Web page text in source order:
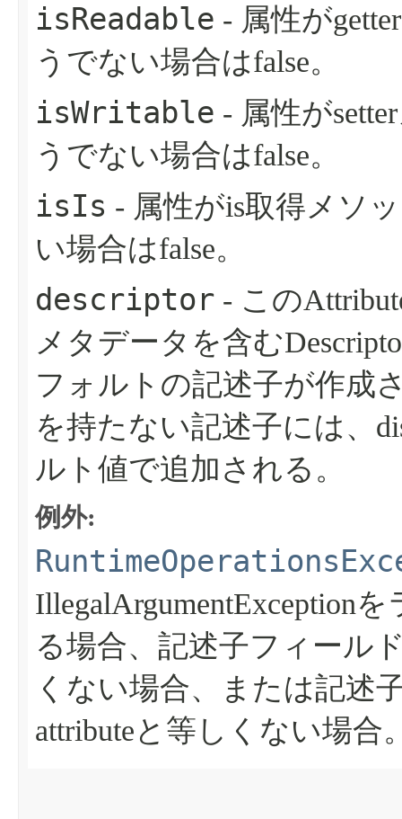
isReadable - 属性が
うでない場合はfalse。
isWritable - 属性が
うでない場合はfalse。
isIs - 属性がis取得メソ
い場合はfalse。
descriptor - この
メタデータを含む
フォルトの記述子が作成
を持たない記述子には、
ルト値で追加される。
例外:
IllegalArgumentException
る場合、記述子フィール
くない場合、または記述
attributeと等しくない場合